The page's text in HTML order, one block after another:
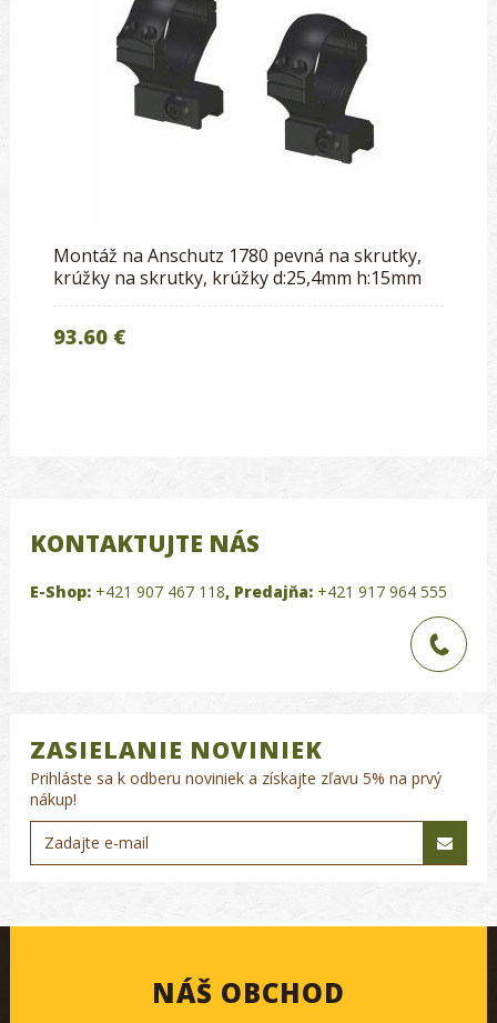
Montáž na Anschutz 1780 pevná na skrutky,
krúžky na skrutky, krúžky d:25,4mm h:15mm
93.60 €
KONTAKTUJTE NÁS
E-Shop: +421 907 467 118, Predajňa: +421 917 964 555
ZASIELANIE NOVINIEK
Prihláste sa k odberu noviniek a získajte zľavu 5% na prvý
nákup!
NÁŠ OBCHOD